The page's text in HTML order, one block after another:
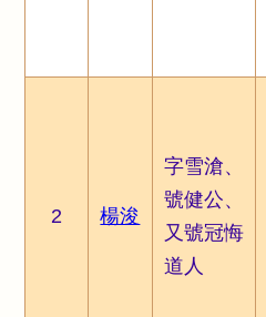
2 楊浚
字雪滄、
號健公、
又號冠悔
道人